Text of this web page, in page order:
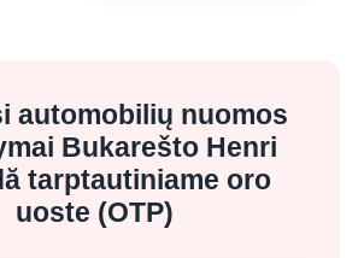
automobilių nuomos
Bukarešto Henri
tarptautiniame oro
uoste (OTP)